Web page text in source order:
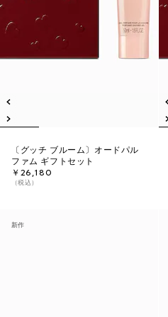
〔グッチ ブルーム〕オードパル
ファム ギフトセット
￥26,180
（税込）
新作